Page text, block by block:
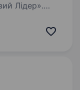
Лідер».